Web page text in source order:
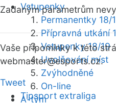
Vstupenky
Permanentky 18/
Přípravná utkání
Vstupenky 18/19
Uvolňování míst
Zvýhodněné
On-line
A-tým
Zadaným parametrům
Vaše připomínky k této
webmaster@esports.cz.
Tweet
Tipsport extraliga